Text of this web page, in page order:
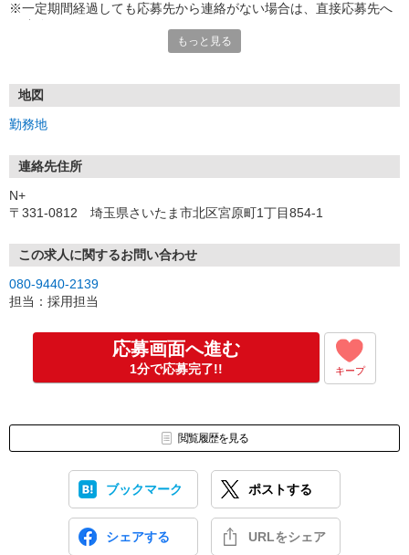
※一定期間経過しても応募先から連絡がない場合は、直接応募先へ
もっと見る
地図
勤務地
連絡先住所
N+
〒331-0812 埼玉県さいたま市北区宮原町1丁目854-1
この求人に関するお問い合わせ
080-9440-2139
担当：採用担当
応募画面へ進む
1分で応募完了!! キープ
閲覧履歴を見る
ブックマーク ポストする
シェアする URLをシェア